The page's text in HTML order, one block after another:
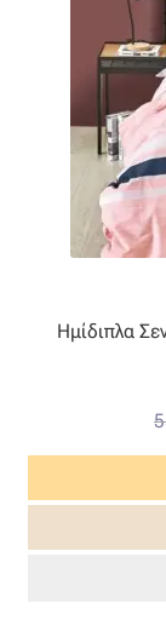
Ψάθα
Όροι Χρήσης
Πληρωμές
Ημίδιπλα